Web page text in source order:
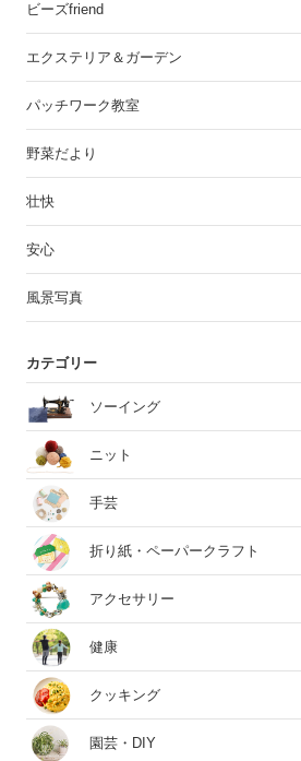
ビーズfriend
エクステリア＆ガーデン
パッチワーク教室
野菜だより
壮快
安心
風景写真
カテゴリー
ソーイング
ニット
手芸
折り紙・ペーパークラフト
アクセサリー
健康
クッキング
園芸・DIY